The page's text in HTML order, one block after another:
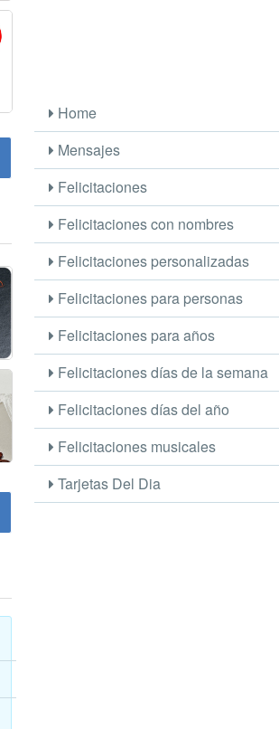
Home
Mensajes
Felicitaciones
Felicitaciones con nombres
Felicitaciones personalizadas
Felicitaciones para personas
Felicitaciones para años
Felicitaciones días de la semana
Felicitaciones días del año
Felicitaciones musicales
Tarjetas Del Dia